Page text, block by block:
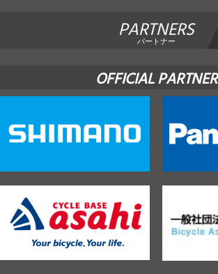
PARTNERS
パートナー
OFFICIAL PARTNER